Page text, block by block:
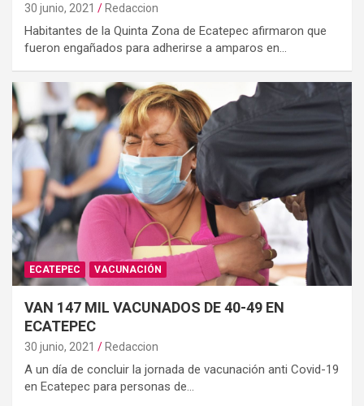
30 junio, 2021 Redaccion
Habitantes de la Quinta Zona de Ecatepec afirmaron que
fueron engañados para adherirse a amparos en…
ECATEPEC VACUNACIÓN
VAN 147 MIL VACUNADOS DE 40-49 EN
ECATEPEC
30 junio, 2021 Redaccion
A un día de concluir la jornada de vacunación anti Covid-19
en Ecatepec para personas de…